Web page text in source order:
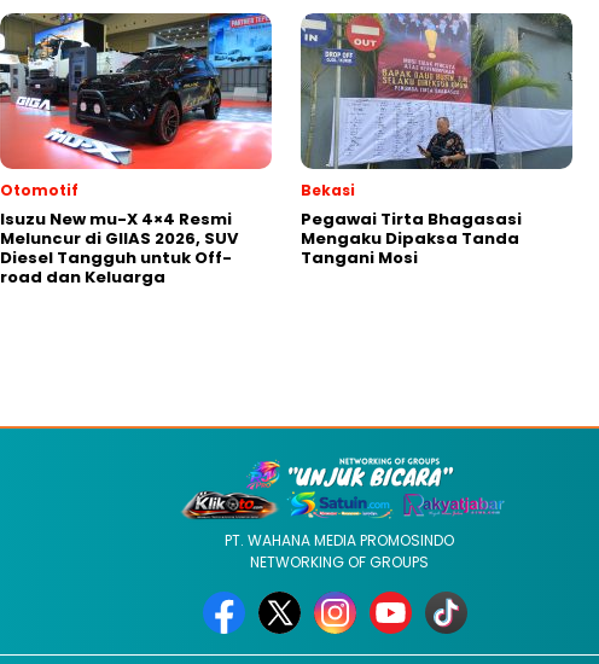
Otomotif
Isuzu New mu-X 4×4 Resmi
Meluncur di GIIAS 2026, SUV
Diesel Tangguh untuk Off-
road dan Keluarga
Bekasi
Pegawai Tirta Bhagasasi
Mengaku Dipaksa Tanda
Tangani Mosi
PT. WAHANA MEDIA PROMOSINDO
NETWORKING OF GROUPS